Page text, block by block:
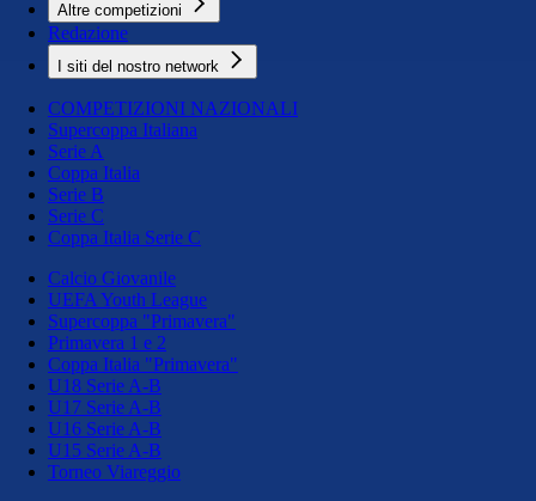
Altre competizioni
Redazione
I siti del nostro network
COMPETIZIONI NAZIONALI
Supercoppa Italiana
Serie A
Coppa Italia
Serie B
Serie C
Coppa Italia Serie C
Calcio Giovanile
UEFA Youth League
Supercoppa "Primavera"
Primavera 1 e 2
Coppa Italia "Primavera"
U18 Serie A-B
U17 Serie A-B
U16 Serie A-B
U15 Serie A-B
Torneo Viareggio